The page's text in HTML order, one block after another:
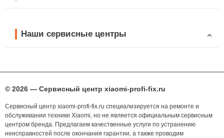
Наши сервисные центры
© 2026 — Сервисный центр xiaomi-profi-fix.ru
Сервисный центр xiaomi-profi-fix.ru специализируется на ремонте и
обслуживании техники Xiaomi, но не является официальным сервисным
центром бренда. Предлагаем качественные услуги по устранению
неисправностей после окончания гарантии, а также проводим